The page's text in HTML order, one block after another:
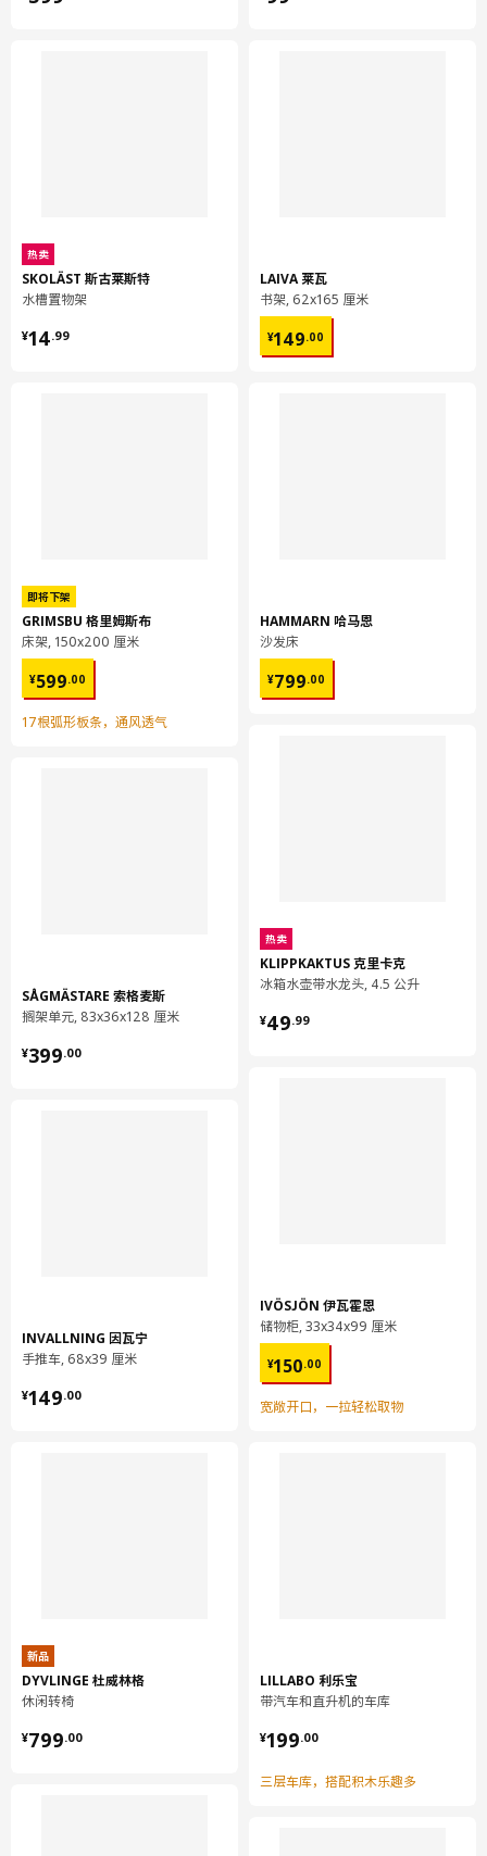
热卖
SKOLÄST 斯古莱斯特
水槽置物架
¥14.99
¥ 14.99
即将下架
GRIMSBU 格里姆斯布
床架, 150x200 厘米
¥599.00
¥ 599.00
17根弧形板条，通风透气
SÅGMÄSTARE 索格麦斯
搁架单元, 83x36x128 厘米
¥399.00
¥ 399.00
INVALLNING 因瓦宁
手推车, 68x39 厘米
¥149.00
¥ 149.00
新品
DYVLINGE 杜威林格
休闲转椅
¥799.00
¥ 799.00
LAIVA 莱瓦
书架, 62x165 厘米
¥149.00
¥ 149.00
HAMMARN 哈马恩
沙发床
¥799.00
¥ 799.00
热卖
KLIPPKAKTUS 克里卡克
冰箱水壶带水龙头, 4.5 公升
¥49.99
¥ 49.99
IVÖSJÖN 伊瓦霍恩
储物柜, 33x34x99 厘米
¥150.00
¥ 150.00
宽敞开口，一拉轻松取物
LILLABO 利乐宝
带汽车和直升机的车库
¥199.00
¥ 199.00
三层车库，搭配积木乐趣多